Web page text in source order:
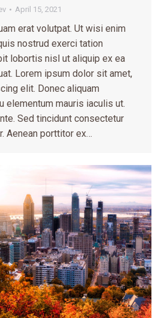
April 15, 2021
erat volutpat. Ut wisi enim
nostrud exerci tation
lobortis nisl ut aliquip ex ea
Lorem ipsum dolor sit amet,
elit. Donec aliquam
elementum mauris iaculis ut.
Sed tincidunt consectetur
Aenean porttitor ex…